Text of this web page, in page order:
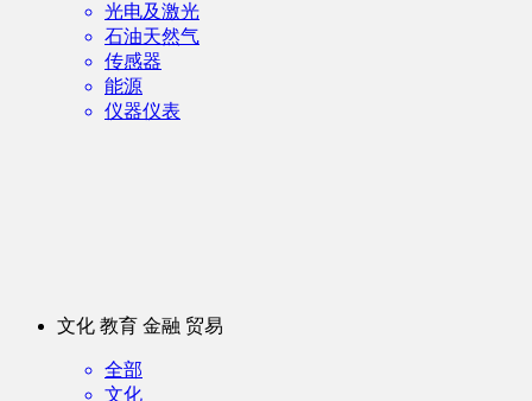
光电及激光
石油天然气
传感器
能源
仪器仪表
文化 教育 金融 贸易
全部
文化